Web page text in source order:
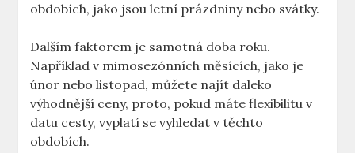
obdobích, jako jsou ‌letní prázdniny nebo svátky.
Dalším faktorem​ je samotná ⁣doba roku.
Například ⁣v​ mimosezónních měsících, ⁤jako je
únor nebo listopad,​ můžete najít daleko
výhodnější ceny, proto, pokud máte flexibilitu v
datu cesty, vyplatí‌ se ​vyhledat v těchto
⁣obdobích.